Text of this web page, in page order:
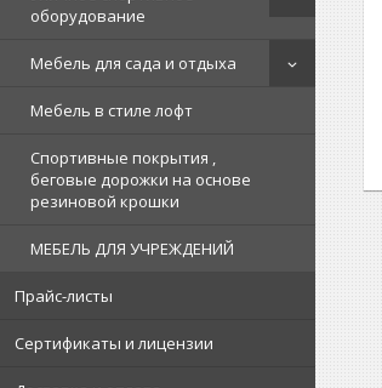
оборудование
Мебель для сада и отдыха
Мебель в стиле лофт
Спортивные покрытия ,
беговые дорожки на основе
резиновой крошки
МЕБЕЛЬ ДЛЯ УЧРЕЖДЕНИЙ
Прайс-листы
Сертификаты и лицензии